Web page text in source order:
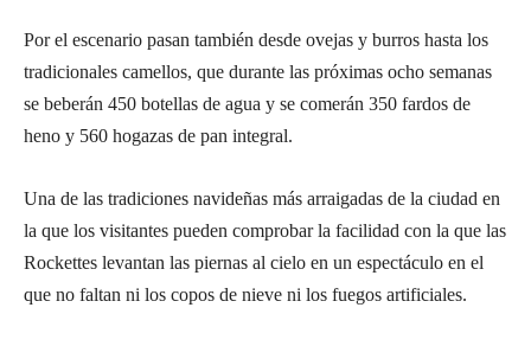
Por el escenario pasan también desde ovejas y burros hasta los
tradicionales camellos, que durante las próximas ocho semanas
se beberán 450 botellas de agua y se comerán 350 fardos de
heno y 560 hogazas de pan integral.
Una de las tradiciones navideñas más arraigadas de la ciudad en
la que los visitantes pueden comprobar la facilidad con la que las
Rockettes levantan las piernas al cielo en un espectáculo en el
que no faltan ni los copos de nieve ni los fuegos artificiales.